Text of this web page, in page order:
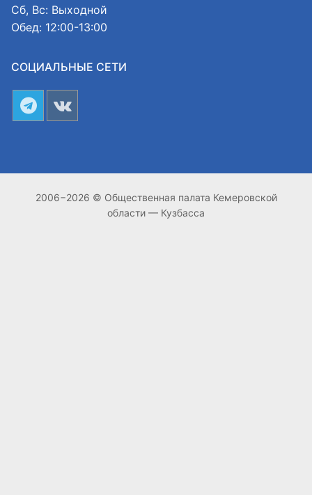
Сб, Вс: Выходной
Обед: 12:00-13:00
СОЦИАЛЬНЫЕ СЕТИ
2006−2026 © Общественная палата Кемеровской
области — Кузбасса